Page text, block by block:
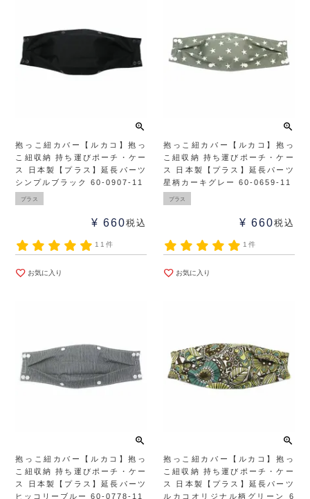
抱っこ紐カバー【ルカコ】抱っ
こ紐収納 持ち運びポーチ・ケー
ス 日本製【プラス】延長パーツ
シンプルブラック 60-0907-11
プラス
¥ 660税込
11件
お気に入り
抱っこ紐カバー【ルカコ】抱っ
こ紐収納 持ち運びポーチ・ケー
ス 日本製【プラス】延長パーツ
星柄カーキグレー 60-0659-11
プラス
¥ 660税込
1件
お気に入り
抱っこ紐カバー【ルカコ】抱っ
こ紐収納 持ち運びポーチ・ケー
ス 日本製【プラス】延長パーツ
ヒッコリーブルー 60-0778-11
抱っこ紐カバー【ルカコ】抱っ
こ紐収納 持ち運びポーチ・ケー
ス 日本製【プラス】延長パーツ
ルカコオリジナル柄グリーン 6